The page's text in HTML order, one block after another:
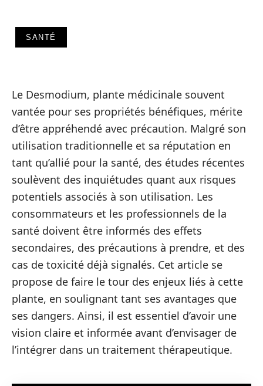
SANTÉ
Le Desmodium, plante médicinale souvent
vantée pour ses propriétés bénéfiques, mérite
d’être appréhendé avec précaution. Malgré son
utilisation traditionnelle et sa réputation en
tant qu’allié pour la santé, des études récentes
soulèvent des inquiétudes quant aux risques
potentiels associés à son utilisation. Les
consommateurs et les professionnels de la
santé doivent être informés des effets
secondaires, des précautions à prendre, et des
cas de toxicité déjà signalés. Cet article se
propose de faire le tour des enjeux liés à cette
plante, en soulignant tant ses avantages que
ses dangers. Ainsi, il est essentiel d’avoir une
vision claire et informée avant d’envisager de
l’intégrer dans un traitement thérapeutique.